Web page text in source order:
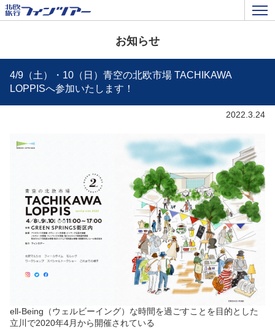
お知らせ
4/9（土）・10（日）青空の北欧市場 TACHIKAWA
LOPPISへ参加いたします！
2022.3.24
ell-Being（ウェルビーイング）な時間を過ごすことを目的とした
立川で2020年4月から開催されている